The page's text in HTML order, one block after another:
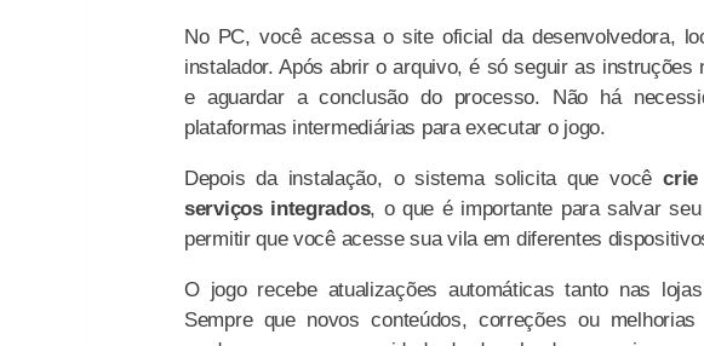
No PC, você acessa o site oficial da desenvolvedora,
instalador. Após abrir o arquivo, é só seguir as
e aguardar a conclusão do processo. Não há
plataformas intermediárias para executar o jogo.
Depois da instalação, o sistema solicita que você
serviços integrados, o que é importante para salvar
permitir que você acesse sua vila em diferentes
O jogo recebe atualizações automáticas tanto nas
Sempre que novos conteúdos, correções ou